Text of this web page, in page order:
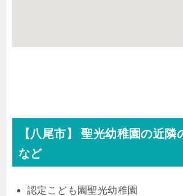
【八尾市】 聖光幼稚園の近隣
など
認定こども園聖光幼稚園